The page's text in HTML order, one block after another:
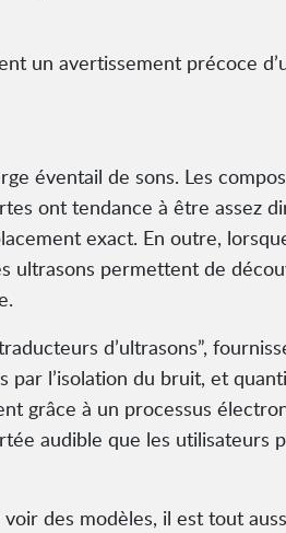
un avertissement précoce
éventail de sons. Les
ont tendance à être assez
exact. En outre,
ultrasons permettent de
d’ultrasons”,
par l’isolation du bruit, et
grâce à un processus
audible que les
des modèles, il est tout